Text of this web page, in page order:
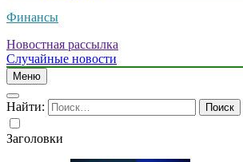
Финансы
Новостная рассылка
Случайные новости
Меню
Найти:
Заголовки